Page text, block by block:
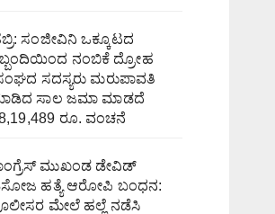
ಸಂಜೀವಿನಿ ಒಕ್ಕೂಟದ
ನಂಬಿಕೆ ದ್ರೋಹ
ಸದಸ್ಯರು ಮರುಪಾವತಿ
ಸಾಲ ಜಮಾ ಮಾಡದೆ
ರೂ. ವಂಚನೆ
ಮುಖಂಡ ಡೇವಿಡ್
ಹತ್ಯೆ ಆರೋಪಿ ಬಂಧನ:
ಮೇಲೆ ಹಲ್ಲೆ ನಡೆಸಿ